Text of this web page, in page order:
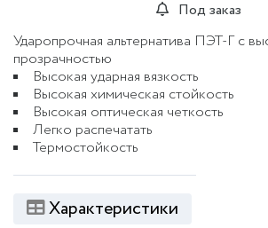
Под заказ
Ударопрочная альтернатива ПЭТ-Г с
прозрачностью
Высокая ударная вязкость
Высокая химическая стойкость
Высокая оптическая четкость
Легко распечатать
Термостойкость
Характеристики